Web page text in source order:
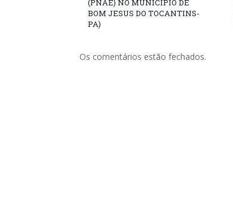
(PNAE) NO MUNICÍPIO DE
BOM JESUS DO TOCANTINS-
PA)
Os comentários estão fechados.